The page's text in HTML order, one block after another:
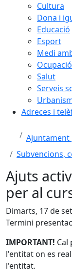
Cultura
Dona i
Educació
Esport
Medi
Salut
Serveis
Adreces i
Ajuntament
Subvencions,
Ajuts
per al
Dimarts, 17 de
Termini
IMPORTANT! Cal
l'entitat on es
l'entitat.